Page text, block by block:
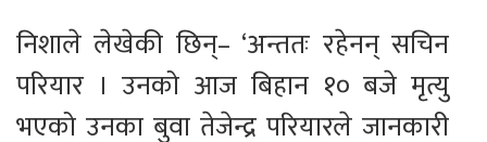
निशाले लेखेकी छिन्– ‘अन्ततः रहेनन् सचिन
परियार । उनको आज बिहान १० बजे मृत्यु
भएको उनका बुवा तेजेन्द्र परियारले जानकारी